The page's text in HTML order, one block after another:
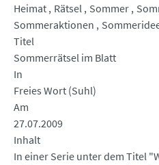
Heimat Rätsel Sommer
Sommeraktionen
Titel
Sommerrätsel im Blatt
In
Freies Wort (Suhl)
Am
27.07.2009
Inhalt
In einer Serie unter dem Titel